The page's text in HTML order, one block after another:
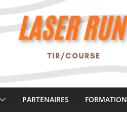
PARTENAIRES FORMATION